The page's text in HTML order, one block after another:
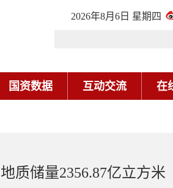
2026年8月6日 星期四
国资数据 互动交流 在
质储量2356.87亿立方米